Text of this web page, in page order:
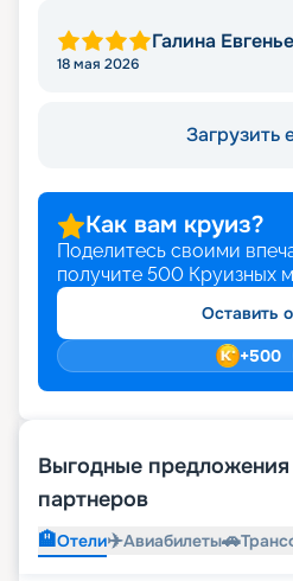
Галина
18 мая 2026
Загрузить
Как вам круиз?
Поделитесь своими
получите 500 Круизных
Оставить
+500
Выгодные
партнеров
🏨Отели✈️Авиабилеты🚗